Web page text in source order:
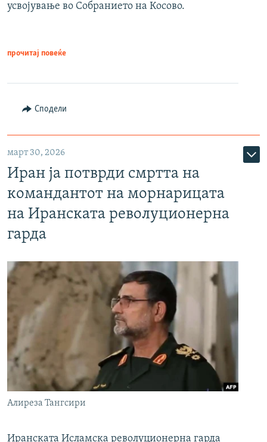
усвојување во Собранието на Косово.
прочитај повеќе
Сподели
март 30, 2026
Иран ја потврди смртта на
командантот на морнарицата
на Иранската револуционерна
гарда
Алиреза Тангсири
Иранската Исламска револуционерна гарда